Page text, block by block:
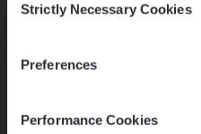
Selection
Strictly Necessary Cookies
Preferences
Performance Cookies